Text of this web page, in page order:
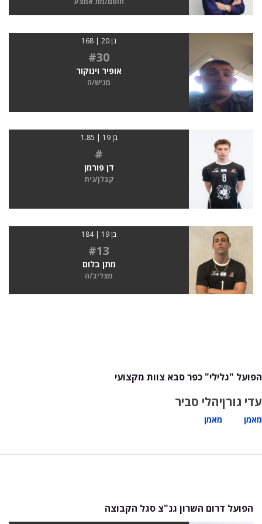
בן 20 | 168
#30
אופיר וינוקור
מגיש/ה
בן 19 | 1.85
#
דן פורמן
קבלן/נית
בן 19 | 184
#13
מתן בלום
מצליב/ה
הפועל "גלילי" כפר סבא צוות מקצועי
עדי גורן
מאמן
יהלי סביר
מאמן
הפועל דרום השרון גנ"צ סגל הקבוצה